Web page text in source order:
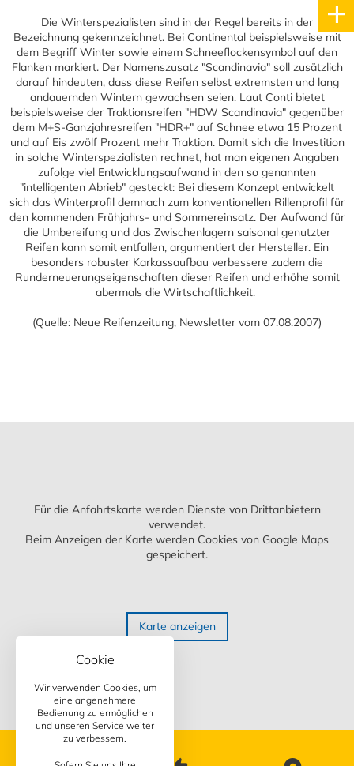
Cookie
Wir verwenden Cookies, um
eine angenehmere
Bedienung zu ermöglichen
und unseren Service weiter
zu verbessern.
Die Winterspezialisten sind in der Regel bereits in der
Bezeichnung gekennzeichnet. Bei Continental beispielsweise mit
dem Begriff Winter sowie einem Schneeflockensymbol auf den
Flanken markiert. Der Namenszusatz "Scandinavia" soll zusätzlich
darauf hindeuten, dass diese Reifen selbst extremsten und lang
andauernden Wintern gewachsen seien. Laut Conti bietet
beispielsweise der Traktionsreifen "HDW Scandinavia" gegenüber
dem M+S-Ganzjahresreifen "HDR+" auf Schnee etwa 15 Prozent
und auf Eis zwölf Prozent mehr Traktion. Damit sich die Investition
in solche Winterspezialisten rechnet, hat man eigenen Angaben
zufolge viel Entwicklungsaufwand in den so genannten
"intelligenten Abrieb" gesteckt: Bei diesem Konzept entwickelt
sich das Winterprofil demnach zum konventionellen Rillenprofil für
den kommenden Frühjahrs- und Sommereinsatz. Der Aufwand für
die Umbereifung und das Zwischenlagern saisonal genutzter
Reifen kann somit entfallen, argumentiert der Hersteller. Ein
besonders robuster Karkassaufbau verbessere zudem die
Runderneuerungseigenschaften dieser Reifen und erhöhe somit
abermals die Wirtschaftlichkeit.
(Quelle: Neue Reifenzeitung, Newsletter vom 07.08.2007)
Für die Anfahrtskarte werden Dienste von Drittanbietern
verwendet.
Beim Anzeigen der Karte werden Cookies von Google Maps
gespeichert.
Karte anzeigen